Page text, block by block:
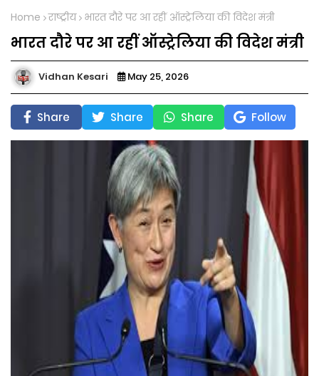
Home राष्ट्रीय भारत दौरे पर आ रहीं ऑस्ट्रेलिया की विदेश मंत्री
भारत दौरे पर आ रहीं ऑस्ट्रेलिया की विदेश मंत्री
Vidhan Kesari May 25, 2026
Share Share Share Follow